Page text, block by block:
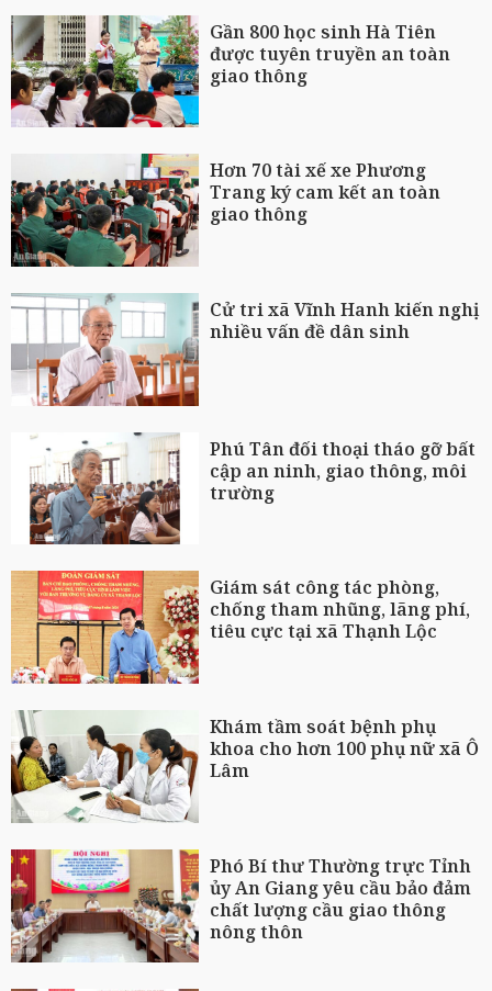
Gần 800 học sinh Hà Tiên
được tuyên truyền an toàn
giao thông
Hơn 70 tài xế xe Phương
Trang ký cam kết an toàn
giao thông
Cử tri xã Vĩnh Hanh kiến nghị
nhiều vấn đề dân sinh
Phú Tân đối thoại tháo gỡ bất
cập an ninh, giao thông, môi
trường
Giám sát công tác phòng,
chống tham nhũng, lãng phí,
tiêu cực tại xã Thạnh Lộc
Khám tầm soát bệnh phụ
khoa cho hơn 100 phụ nữ xã Ô
Lâm
Phó Bí thư Thường trực Tỉnh
ủy An Giang yêu cầu bảo đảm
chất lượng cầu giao thông
nông thôn